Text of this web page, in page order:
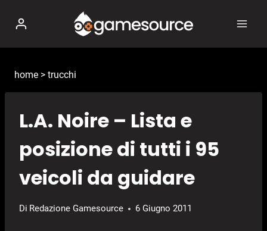
contenuto
home > trucchi
L.A. Noire – Lista e
posizione di tutti i 95
veicoli da guidare
Di Redazione Gamesource 6 Giugno 2011